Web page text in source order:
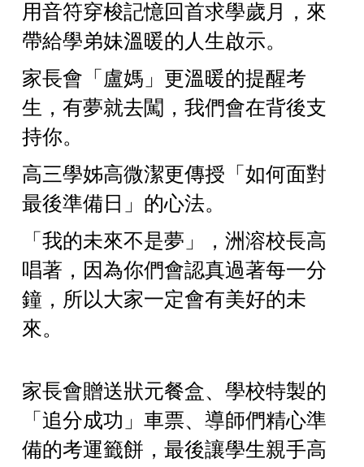
用音符穿梭記憶回首求學歲月，來
帶給學弟妹溫暖的人生啟示。
家長會「盧媽」更溫暖的提醒考
生，有夢就去闖，我們會在背後支
持你。
高三學姊高微潔更傳授「如何面對
最後準備日」的心法。
「我的未來不是夢」，洲溶校長高
唱著，因為你們會認真過著每一分
鐘，所以大家一定會有美好的未
來。
家長會贈送狀元餐盒、學校特製的
「追分成功」車票、導師們精心準
備的考運籤餅，最後讓學生親手高